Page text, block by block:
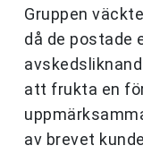
Gruppen
då de postade
att frukta en
av brevet